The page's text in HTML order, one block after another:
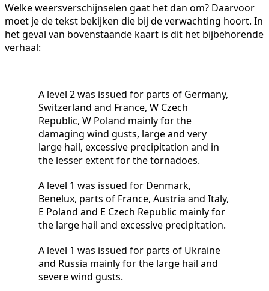
Welke weersverschijnselen gaat het dan om? Daarvoor
moet je de tekst bekijken die bij de verwachting hoort. In
het geval van bovenstaande kaart is dit het bijbehorende
verhaal:
A level 2 was issued for parts of Germany,
Switzerland and France, W Czech
Republic, W Poland mainly for the
damaging wind gusts, large and very
large hail, excessive precipitation and in
the lesser extent for the tornadoes.
A level 1 was issued for Denmark,
Benelux, parts of France, Austria and Italy,
E Poland and E Czech Republic mainly for
the large hail and excessive precipitation.
A level 1 was issued for parts of Ukraine
and Russia mainly for the large hail and
severe wind gusts.